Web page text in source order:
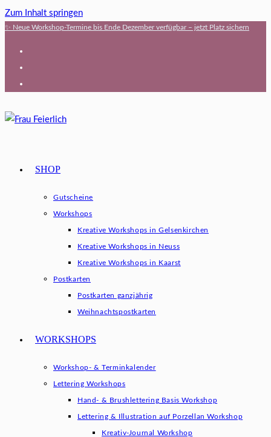
Zum Inhalt springen
✨ Neue Workshop-Termine bis Ende Dezember verfügbar – jetzt Platz sichern
SHOP
Gutscheine
Workshops
Kreative Workshops in Gelsenkirchen
Kreative Workshops in Neuss
Kreative Workshops in Kaarst
Postkarten
Postkarten ganzjährig
Weihnachtspostkarten
WORKSHOPS
Workshop- & Terminkalender
Lettering Workshops
Hand- & Brushlettering Basis Workshop
Lettering & Illustration auf Porzellan Workshop
Kreativ-Journal Workshop